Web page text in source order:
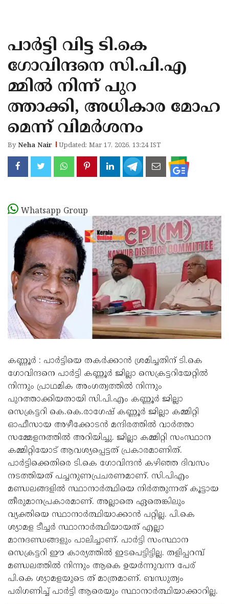
KANNUR
KASARAGOD
പാർട്ടി വിട്ട ടി.കെ
ഗോവിന്ദനെ സി.പി.എ
മ്മിൽ നിന്ന് പുറ
ത്താക്കി, അധികാര മോഹ
മെന്ന് വിമർശനം
ByNeha Nair Updated: Mar 17, 2026, 13:24 IST
Whatsapp Group
കണ്ണൂർ : പാർട്ടിയെ തകർക്കാൻ ശ്രമിച്ചതിന് ടി.കെ
ഗോവിന്ദനെ പാർട്ടി കണ്ണൂർ ജില്ലാ സെക്രട്ടറിയേറ്റിൽ
നിന്നും പ്രാഥമിക അംഗത്വത്തിൽ നിന്നും
പുറത്താക്കിയതായി സി.പി.എം കണ്ണൂർ ജില്ലാ
സെക്രട്ടറി കെ.കെ.രാഗേഷ് കണ്ണൂർ ജില്ലാ കമ്മിറ്റി
ഓഫീസായ അഴീക്കോടൻ മന്ദിരത്തിൽ വാർത്താ
സമ്മേളനത്തിൽ അറിയിച്ചു. ജില്ലാ കമ്മിറ്റി സംസ്ഥാന
കമ്മിറ്റിയോട് ആവശ്യപ്പെട്ടത് പ്രകാരമാണിത്.
പാർട്ടിക്കെതിരെ ടി.കെ ഗോവിന്ദൻ കഴിഞ്ഞ ദിവസം
നടത്തിയത് പച്ചനുണപ്രചരണമാണ്. സി.പിഎം
മണ്ഡലങ്ങളിൽ സ്ഥാനാർത്ഥിയെ നിർത്തുന്നത് കൂട്ടായ
തീരുമാനപ്രകാരമാണ്. അല്ലാതെ ഏതെങ്കിലും
വ്യക്തിയെ സ്ഥാനാർത്ഥിയാക്കാൻ പറ്റില്ല. പി.കെ
ശ്യാമള ടീച്ചർ സ്ഥാനാർത്ഥിയായത് എല്ലാ
മാനദണ്ഡങ്ങളും പാലിച്ചാണ്. പാർട്ടി സംസ്ഥാന
സെക്രട്ടറി ഈ കാര്യത്തിൽ ഇടപെട്ടിട്ടില്ല. തളിപ്പറമ്പ്
മണ്ഡലത്തിൽ നിന്നും ആകെ ഉയർന്നുവന്ന പേര്
പി.കെ ശ്യാമളയുടെ ത് മാത്രമാണ്. ബന്ധുത്വം
പരിഗണിച്ച് പാർട്ടി ആരെയും സ്ഥാനാർത്ഥിയാക്കാറില്ല.